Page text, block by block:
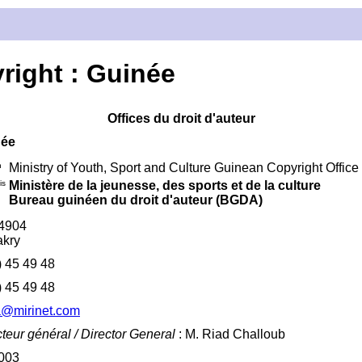
: Guinée
Offices du droit d'auteur
Ministry of Youth, Sport and Culture Guinean Copyright Office
Ministère de la jeunesse, des sports et de la culture
Bureau guinéen du droit d'auteur (BGDA)
45 49 48
45 49 48
général / Director General : M. Riad Challoub